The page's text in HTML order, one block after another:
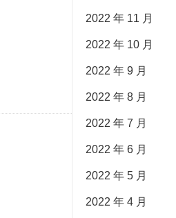
2022 年 11 月
2022 年 10 月
2022 年 9 月
2022 年 8 月
2022 年 7 月
2022 年 6 月
2022 年 5 月
2022 年 4 月